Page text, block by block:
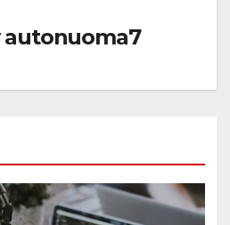
autonuoma7